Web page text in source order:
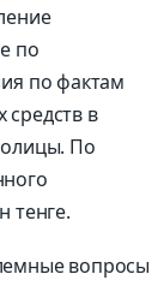
по
по фактам
в
По
тенге.
вопросы